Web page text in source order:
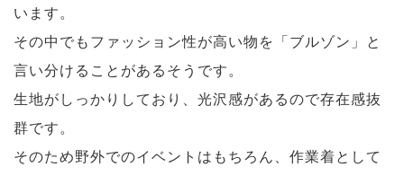
います。
その中でもファッション性が高い物を「ブルゾン」と
言い分けることがあるそうです。
生地がしっかりしており、光沢感があるので存在感抜
群です。
そのため野外でのイベントはもちろん、作業着として